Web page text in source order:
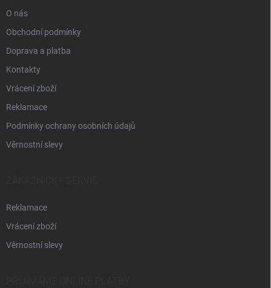
O nás
Obchodní podmínky
Doprava a platba
Kontakty
Vrácení zboží
Reklamace
Podmínky ochrany osobních údajů
Věrnostní slevy
Reklamace
Vrácení zboží
Věrnostní slevy